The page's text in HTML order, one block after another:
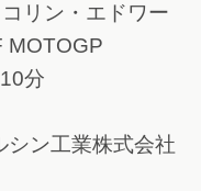
リン・エドワー
MOTOGP
分
ン工業株式会社